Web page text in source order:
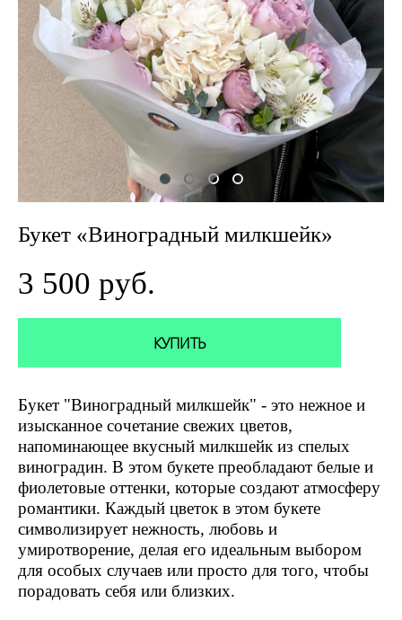
Букет «Виноградный милкшейк»
3 500 pуб.
КУПИТЬ
Букет "Виноградный милкшейк" - это нежное и
изысканное сочетание свежих цветов,
напоминающее вкусный милкшейк из спелых
виноградин. В этом букете преобладают белые и
фиолетовые оттенки, которые создают атмосферу
романтики. Каждый цветок в этом букете
символизирует нежность, любовь и
умиротворение, делая его идеальным выбором
для особых случаев или просто для того, чтобы
порадовать себя или близких.